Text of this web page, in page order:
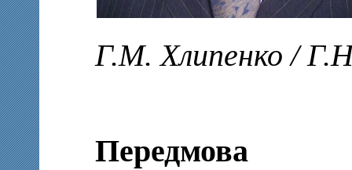
Г.М. Хлипенко /
Передмова